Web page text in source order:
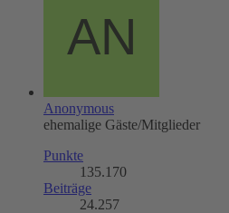
Anonymous
ehemalige Gäste/Mitglieder
Punkte
135.170
Beiträge
24.257